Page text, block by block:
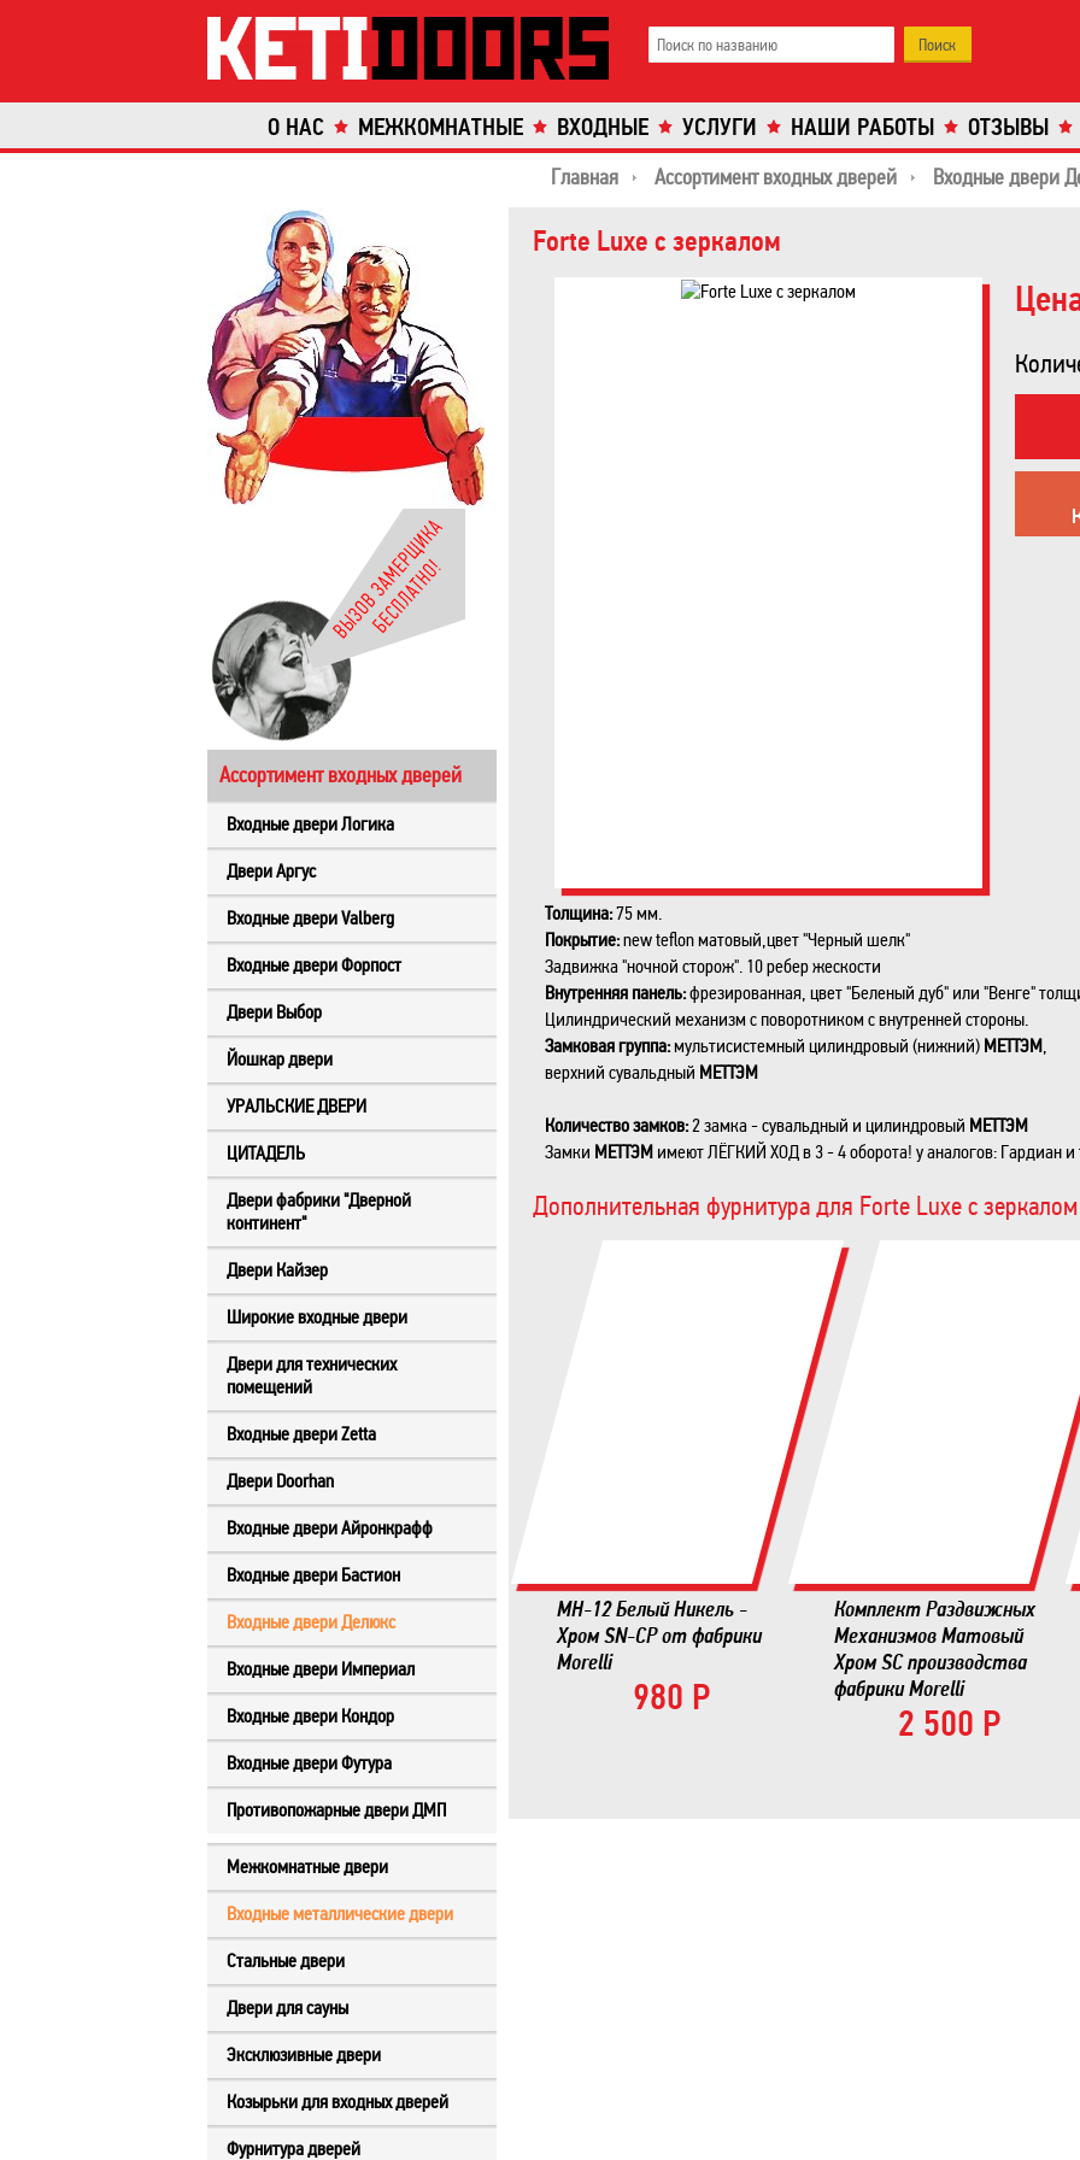
О НАС МЕЖКОМНАТНЫЕ ВХОДНЫЕ УСЛУГИ НАШИ РАБОТЫ ОТЗЫВЫ
Главная
Ассортимент входных дверей Входные двери
Ассортимент входных дверей
Входные двери Логика
Двери Аргус
Входные двери Valberg
Входные двери Форпост
Двери Выбор
Йошкар двери
УРАЛЬСКИЕ ДВЕРИ
ЦИТАДЕЛЬ
Двери фабрики "Дверной
континент"
Двери Кайзер
Широкие входные двери
Двери для технических
помещений
Входные двери Zetta
Двери Doorhan
Входные двери Айронкрафф
Входные двери Бастион
Входные двери Делюкс
Входные двери Империал
Входные двери Кондор
Входные двери Футура
Противопожарные двери ДМП
Межкомнатные двери
Входные металлические двери
Стальные двери
Двери для сауны
Эксклюзивные двери
Козырьки для входных дверей
Фурнитура дверей
Forte Luxe с зеркалом
Толщина:75 мм.
Покрытие:new teflon матовый,цвет "Черный шелк"
Задвижка "ночной сторож". 10 ребер жескости
Внутренняя панель:фрезированная, цвет "Беленый дуб" или "Венге"
Цилиндрический механизм с поворотником с внутренней стороны.
Замковая группа:мультисистемный цилиндровый (нижний) МЕТТЭМ,
верхний сувальдный МЕТТЭМ
Количество замков:2 замка - сувальдный и цилиндровый МЕТТЭМ
Замки МЕТТЭМ имеют ЛЁГКИЙ ХОД в 3 - 4 оборота! у аналогов: Гардиан и
Дополнительная фурнитура для Forte Luxe с зеркалом
MH-12 Белый Никель -
Хром SN-CP от фабрики
Morelli
980 Р
Комплект Раздвижных
Механизмов Матовый
Хром SC производства
фабрики Morelli
2 500 Р